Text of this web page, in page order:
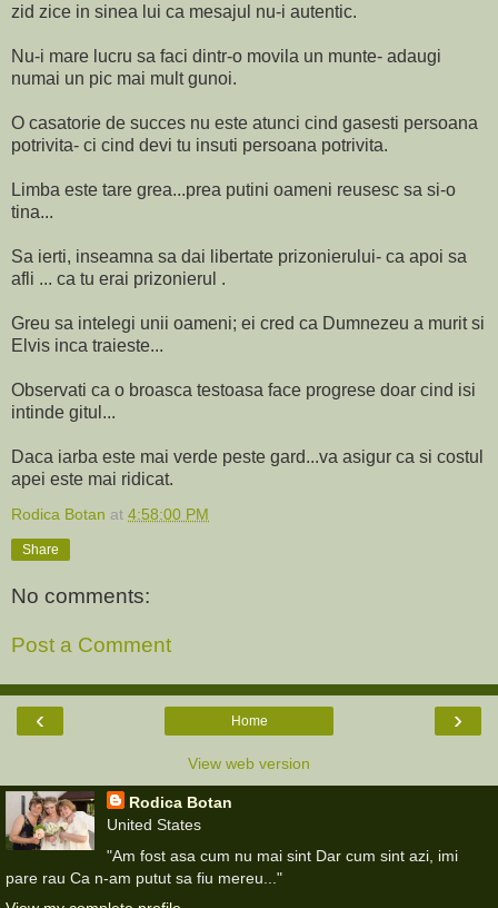
zid zice in sinea lui ca mesajul nu-i autentic.
Nu-i mare lucru sa faci dintr-o movila un munte- adaugi
numai un pic mai mult gunoi.
O casatorie de succes nu este atunci cind gasesti persoana
potrivita- ci cind devi tu insuti persoana potrivita.
Limba este tare grea...prea putini oameni reusesc sa si-o
tina...
Sa ierti, inseamna sa dai libertate prizonierului- ca apoi sa
afli ... ca tu erai prizonierul .
Greu sa intelegi unii oameni; ei cred ca Dumnezeu a murit si
Elvis inca traieste...
Observati ca o broasca testoasa face progrese doar cind isi
intinde gitul...
Daca iarba este mai verde peste gard...va asigur ca si costul
apei este mai ridicat.
Rodica Botan at 4:58:00 PM
Share
No comments:
Post a Comment
‹ ›
Home
View web version
Rodica Botan
United States
"Am fost asa cum nu mai sint Dar cum sint azi, imi
pare rau Ca n-am putut sa fiu mereu..."